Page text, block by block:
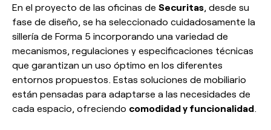
En el proyecto de las oficinas de Securitas , desde su
fase de diseño, se ha seleccionado cuidadosamente la
sillería de Forma 5 incorporando una variedad de
mecanismos, regulaciones y especificaciones técnicas
que garantizan un uso óptimo en los diferentes
entornos propuestos. Estas soluciones de mobiliario
están pensadas para adaptarse a las necesidades de
cada espacio, ofreciendo comodidad y funcionalidad